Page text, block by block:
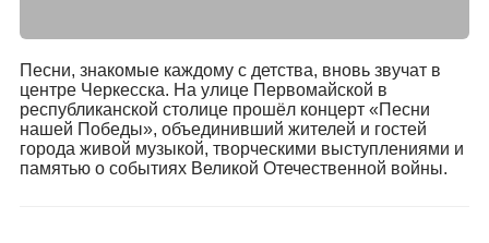
Песни, знакомые каждому с детства, вновь звучат в
центре Черкесска. На улице Первомайской в
республиканской столице прошёл концерт «Песни
нашей Победы», объединивший жителей и гостей
города живой музыкой, творческими выступлениями и
памятью о событиях Великой Отечественной войны.